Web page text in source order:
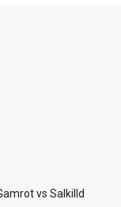
vs Salkilld